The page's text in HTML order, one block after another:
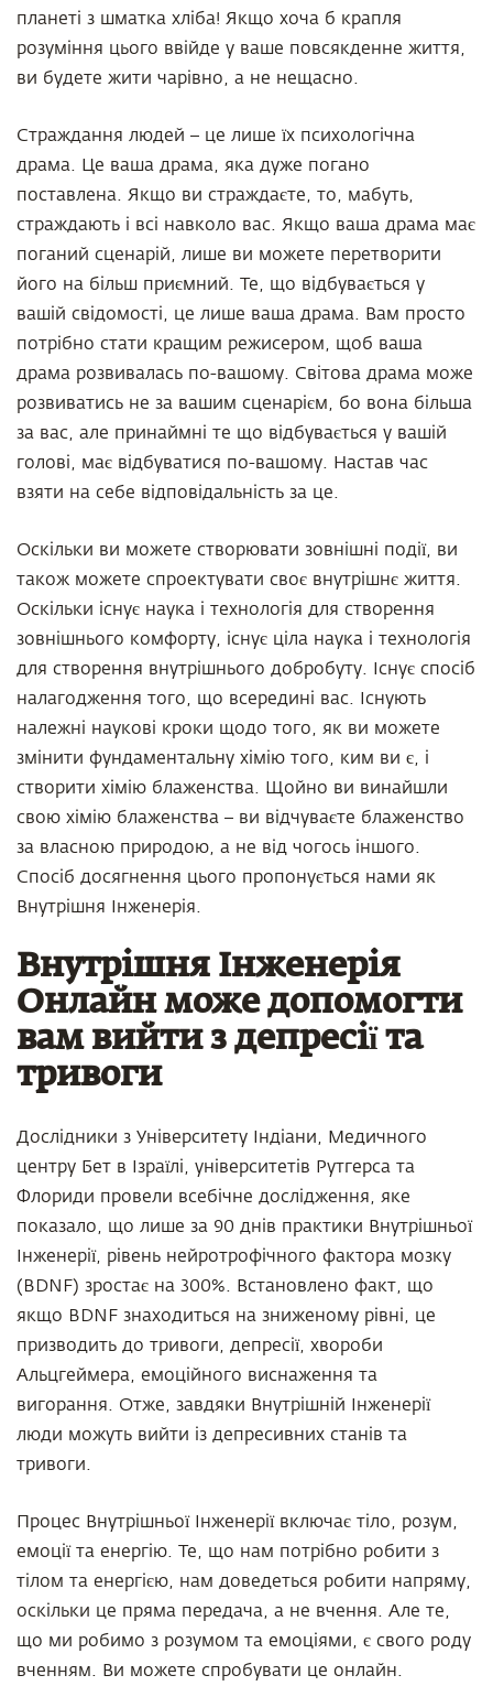
планеті з шматка хліба! Якщо хоча б крапля
розуміння цього ввійде у ваше повсякденне життя,
ви будете жити чарівно, а не нещасно.
Страждання людей – це лише їх психологічна
драма. Це ваша драма, яка дуже погано
поставлена. Якщо ви страждаєте, то, мабуть,
страждають і всі навколо вас. Якщо ваша драма має
поганий сценарій, лише ви можете перетворити
його на більш приємний. Те, що відбувається у
вашій свідомості, це лише ваша драма. Вам просто
потрібно стати кращим режисером, щоб ваша
драма розвивалась по-вашому. Світова драма може
розвиватись не за вашим сценарієм, бо вона більша
за вас, але принаймні те що відбувається у вашій
голові, має відбуватися по-вашому. Настав час
взяти на себе відповідальність за це.
Оскільки ви можете створювати зовнішні події, ви
також можете спроектувати своє внутрішнє життя.
Оскільки існує наука і технологія для створення
зовнішнього комфорту, існує ціла наука і технологія
для створення внутрішнього добробуту. Існує спосіб
налагодження того, що всередині вас. Існують
належні наукові кроки щодо того, як ви можете
змінити фундаментальну хімію того, ким ви є, і
створити хімію блаженства. Щойно ви винайшли
свою хімію блаженства – ви відчуваєте блаженство
за власною природою, а не від чогось іншого.
Спосіб досягнення цього пропонується нами як
Внутрішня Інженерія.
Внутрішня Інженерія
Онлайн може допомогти
вам вийти з депресії та
тривоги
Дослідники з Університету Індіани, Медичного
центру Бет в Ізраїлі, університетів Рутгерса та
Флориди провели всебічне дослідження, яке
показало, що лише за 90 днів практики Внутрішньої
Інженерії, рівень нейротрофічного фактора мозку
(BDNF) зростає на 300%. Встановлено факт, що
якщо BDNF знаходиться на зниженому рівні, це
призводить до тривоги, депресії, хвороби
Альцгеймера, емоційного виснаження та
вигорання. Отже, завдяки Внутрішній Інженерії
люди можуть вийти із депресивних станів та
тривоги.
Процес Внутрішньої Інженерії включає тіло, розум,
емоції та енергію. Те, що нам потрібно робити з
тілом та енергією, нам доведеться робити напряму,
оскільки це пряма передача, а не вчення. Але те,
що ми робимо з розумом та емоціями, є свого роду
вченням. Ви можете спробувати це онлайн.